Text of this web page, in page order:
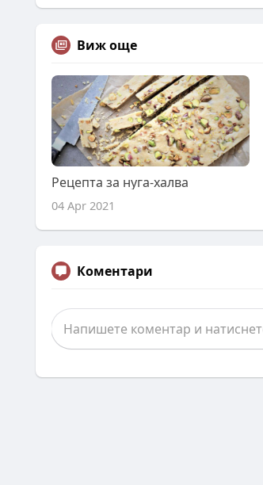
Виж още
Рецепта за нуга-халва
04 Apr 2021
Коментари